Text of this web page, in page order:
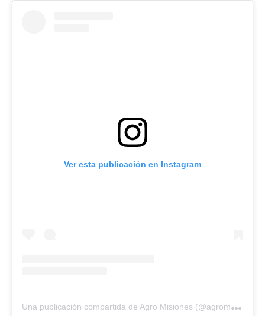
Ver esta publicación en Instagram
U
na publicación compartida de Agro Misiones (@agromisionesok)